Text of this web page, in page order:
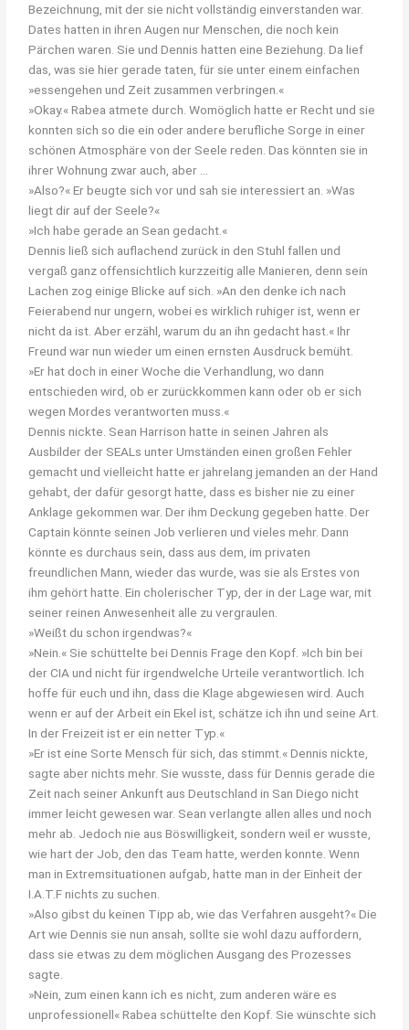
Bezeichnung, mit der sie nicht vollständig einverstanden war.
Dates hatten in ihren Augen nur Menschen, die noch kein
Pärchen waren. Sie und Dennis hatten eine Beziehung. Da lief
das, was sie hier gerade taten, für sie unter einem einfachen
»essengehen und Zeit zusammen verbringen.«
»Okay.« Rabea atmete durch. Womöglich hatte er Recht und sie
konnten sich so die ein oder andere berufliche Sorge in einer
schönen Atmosphäre von der Seele reden. Das könnten sie in
ihrer Wohnung zwar auch, aber …
»Also?« Er beugte sich vor und sah sie interessiert an. »Was
liegt dir auf der Seele?«
»Ich habe gerade an Sean gedacht.«
Dennis ließ sich auflachend zurück in den Stuhl fallen und
vergaß ganz offensichtlich kurzzeitig alle Manieren, denn sein
Lachen zog einige Blicke auf sich. »An den denke ich nach
Feierabend nur ungern, wobei es wirklich ruhiger ist, wenn er
nicht da ist. Aber erzähl, warum du an ihn gedacht hast.« Ihr
Freund war nun wieder um einen ernsten Ausdruck bemüht.
»Er hat doch in einer Woche die Verhandlung, wo dann
entschieden wird, ob er zurückkommen kann oder ob er sich
wegen Mordes verantworten muss.«
Dennis nickte. Sean Harrison hatte in seinen Jahren als
Ausbilder der SEALs unter Umständen einen großen Fehler
gemacht und vielleicht hatte er jahrelang jemanden an der Hand
gehabt, der dafür gesorgt hatte, dass es bisher nie zu einer
Anklage gekommen war. Der ihm Deckung gegeben hatte. Der
Captain könnte seinen Job verlieren und vieles mehr. Dann
könnte es durchaus sein, dass aus dem, im privaten
freundlichen Mann, wieder das wurde, was sie als Erstes von
ihm gehört hatte. Ein cholerischer Typ, der in der Lage war, mit
seiner reinen Anwesenheit alle zu vergraulen.
»Weißt du schon irgendwas?«
»Nein.« Sie schüttelte bei Dennis Frage den Kopf. »Ich bin bei
der CIA und nicht für irgendwelche Urteile verantwortlich. Ich
hoffe für euch und ihn, dass die Klage abgewiesen wird. Auch
wenn er auf der Arbeit ein Ekel ist, schätze ich ihn und seine Art.
In der Freizeit ist er ein netter Typ.«
»Er ist eine Sorte Mensch für sich, das stimmt.« Dennis nickte,
sagte aber nichts mehr. Sie wusste, dass für Dennis gerade die
Zeit nach seiner Ankunft aus Deutschland in San Diego nicht
immer leicht gewesen war. Sean verlangte allen alles und noch
mehr ab. Jedoch nie aus Böswilligkeit, sondern weil er wusste,
wie hart der Job, den das Team hatte, werden konnte. Wenn
man in Extremsituationen aufgab, hatte man in der Einheit der
I.A.T.F nichts zu suchen.
»Also gibst du keinen Tipp ab, wie das Verfahren ausgeht?« Die
Art wie Dennis sie nun ansah, sollte sie wohl dazu auffordern,
dass sie etwas zu dem möglichen Ausgang des Prozesses
sagte.
»Nein, zum einen kann ich es nicht, zum anderen wäre es
unprofessionell« Rabea schüttelte den Kopf. Sie wünschte sich